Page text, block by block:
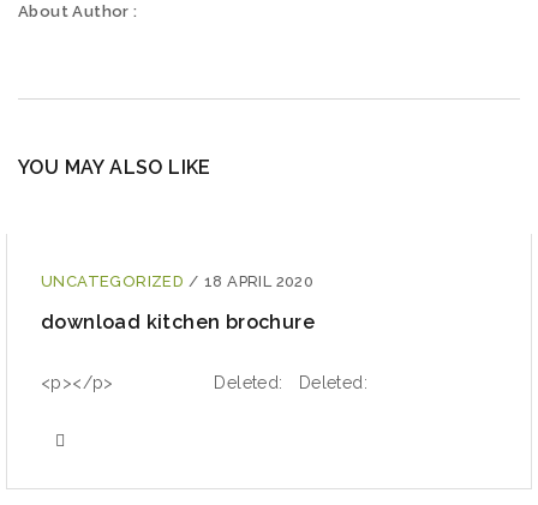
About Author :
YOU MAY ALSO LIKE
UNCATEGORIZED / 18 APRIL 2020
download kitchen brochure
<p></p> Deleted: Deleted: